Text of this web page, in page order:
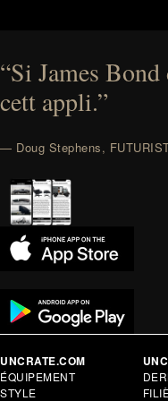
“Si James
cett appli.”
— Doug Stephens,
UNCRATE.COM
ÉQUIPEMENT
STYLE